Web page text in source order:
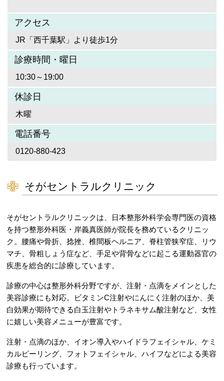
アクセス
JR「西千葉駅」より徒歩1分
診療時間・曜日
10:30～19:00
休診日
木曜
電話番号
0120-880-423
そがセントラルクリニック
そがセントラルクリニックは、日本整形外科学会専門医の資格
を持つ整形外科医・岸義真医師が院長を務めているクリニッ
ク。腰痛や骨折、捻挫、椎間板ヘルニア、脊柱管狭窄症、リウ
マチ、骨粗しょう症など、手足や背骨などに起こる運動器官の
疾患を総合的に診療しています。
診療の中心は整形外科分野ですが、注射・点滴をメインとした
美容診療にも対応。ビタミンC注射やにんにく注射のほか、美
白効果が期待できる白玉注射やトラネキサム酸注射など、女性
に嬉しい美容メニューが豊富です。
注射・点滴のほか、イオン導入やハイドラフェイシャル、ケミ
カルピーリング、フォトフェイシャル、ハイフなどによる美容
診療も行っています。